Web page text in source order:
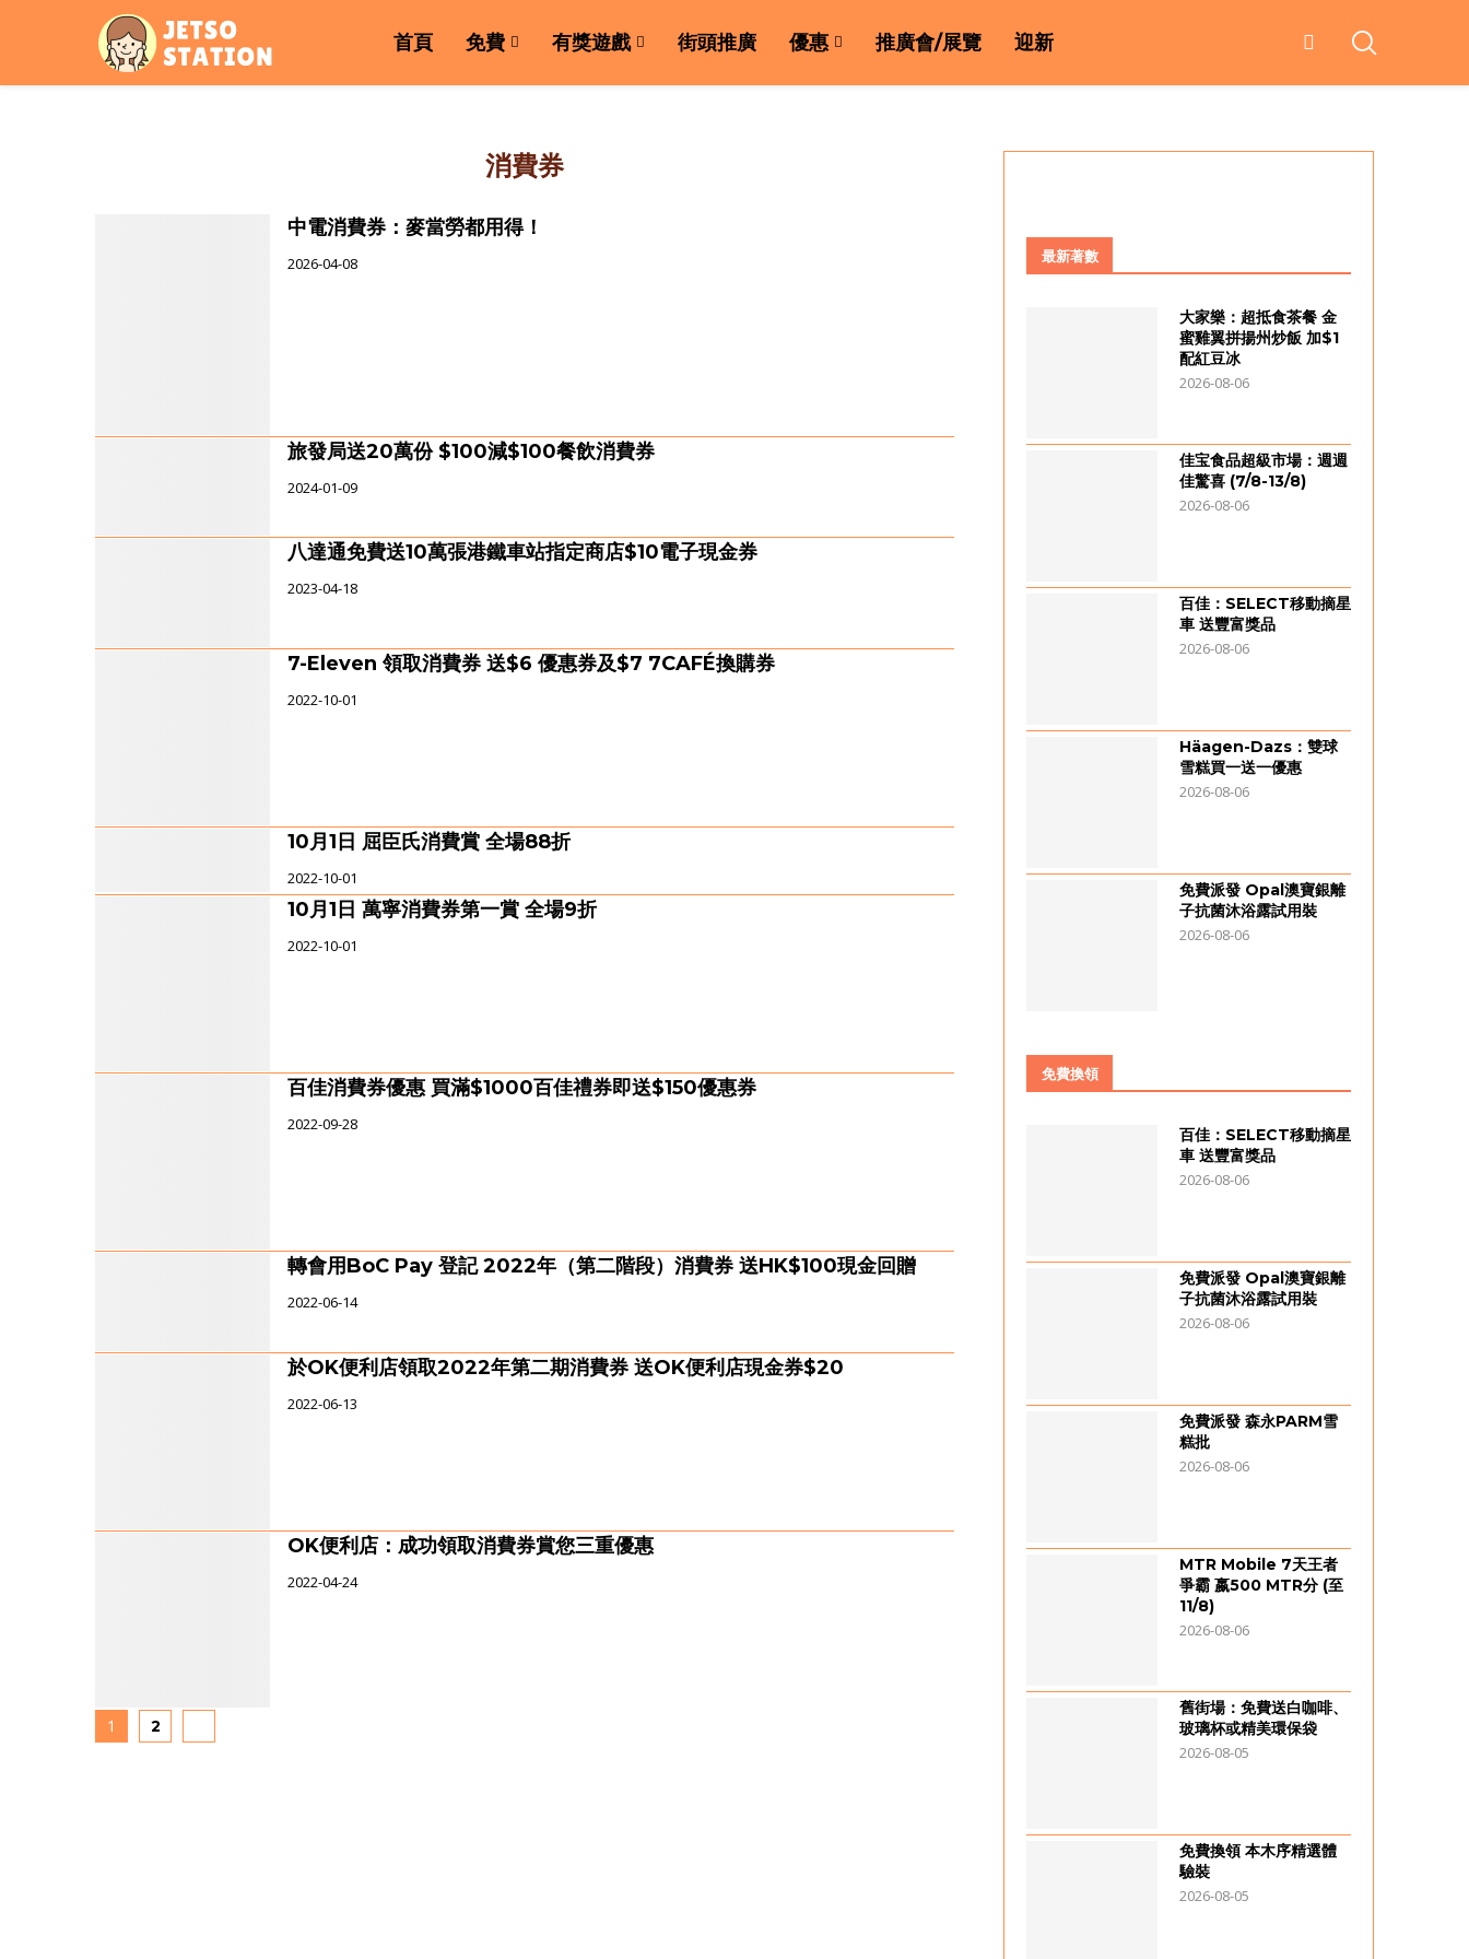
首頁 免費 有獎遊戲 街頭推廣 優惠 推廣會/展覽 迎新
消費券
中電消費券：麥當勞都用得！
2026-04-08
旅發局送20萬份 $100減$100餐飲消費券
2024-01-09
八達通免費送10萬張港鐵車站指定商店$10電子現金券
2023-04-18
7-Eleven 領取消費券 送$6 優惠券及$7 7CAFÉ換購券
2022-10-01
10月1日 屈臣氏消費賞 全場88折
2022-10-01
10月1日 萬寧消費券第一賞 全場9折
2022-10-01
百佳消費券優惠 買滿$1000百佳禮券即送$150優惠券
2022-09-28
轉會用BoC Pay 登記 2022年（第二階段）消費券 送HK$100現金回贈
2022-06-14
於OK便利店領取2022年第二期消費券 送OK便利店現金券$20
2022-06-13
OK便利店：成功領取消費券賞您三重優惠
2022-04-24
1 2
最新著數
大家樂：超抵食茶餐 金
蜜雞翼拼揚州炒飯 加$1
配紅豆冰
2026-08-06
佳宝食品超級市場：週週
佳驚喜 (7/8-13/8)
2026-08-06
百佳：SELECT移動摘星
車 送豐富獎品
2026-08-06
Häagen-Dazs：雙球
雪糕買一送一優惠
2026-08-06
免費派發 Opal澳寶銀離
子抗菌沐浴露試用裝
2026-08-06
免費換領
百佳：SELECT移動摘星
車 送豐富獎品
2026-08-06
免費派發 Opal澳寶銀離
子抗菌沐浴露試用裝
2026-08-06
免費派發 森永PARM雪
糕批
2026-08-06
MTR Mobile 7天王者
爭霸 嬴500 MTR分 (至
11/8)
2026-08-06
舊街場：免費送白咖啡、
玻璃杯或精美環保袋
2026-08-05
免費換領 本木序精選體
驗裝
2026-08-05